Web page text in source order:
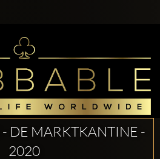
DE MARKTKANTINE -
2020